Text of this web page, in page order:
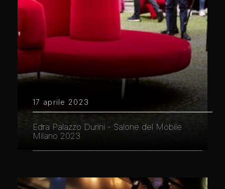
17 aprile 2023
Edra Palazzo Durini - Salone del Mobile
Milano 2023